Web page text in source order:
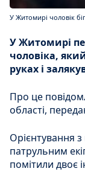
У Житомирі чоловік
У Житомирі
чоловіка,
руках і
Про це
області,
Орієнтування
патрульним
помітили двоє